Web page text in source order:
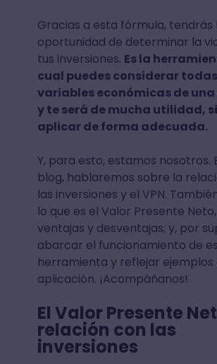
Gracias a esta fórmula, tendrás
oportunidad de determinar la
tus inversiones. Es la
cual puedes considerar
variables económicas de
y te será de mucha utilidad,
aplicar de forma adecuada.
Y, para esto, estamos nosotros.
blog, hablaremos sobre la
las inversiones y el VPN.
lo que es el Valor Presente
ventajas y desventajas; y, por
abarcar el funcionamiento de
herramienta y reflejar ejemplos
aplicación. ¡Acompáñanos!
El Valor Presente
relación con las
inversiones